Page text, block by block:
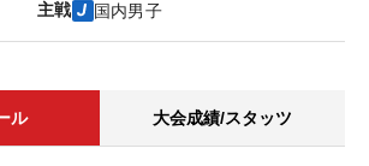
主戦 国内男子
ル 大会成績/スタッツ